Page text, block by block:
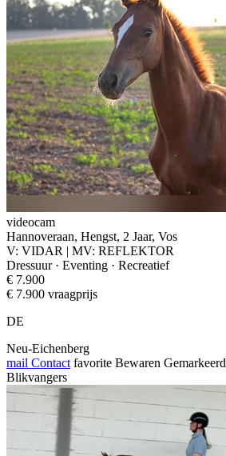
videocam
Hannoveraan, Hengst, 2 Jaar, Vos
V: VIDAR | MV: REFLEKTOR
Dressuur · Eventing · Recreatief
€ 7.900
€ 7.900 vraagprijs
DE
Neu-Eichenberg
mail Contact favorite Bewaren Gemarkeerd
Blikvangers